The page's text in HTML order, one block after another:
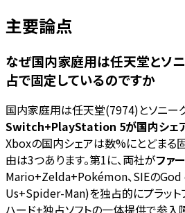
主要論点
なぜ国内家庭用は任天堂とソ
占で固定しているのですか
国内家庭用は任天堂(7974)とソニー
Switch+PlayStation 5が国内シェ
Xboxの国内シェアは数%にとどまる
由は3つあります。第1に、両社がファ
Mario+Zelda+Pokémon、SIEの
Us+Spider-Man)を独占的にプラット